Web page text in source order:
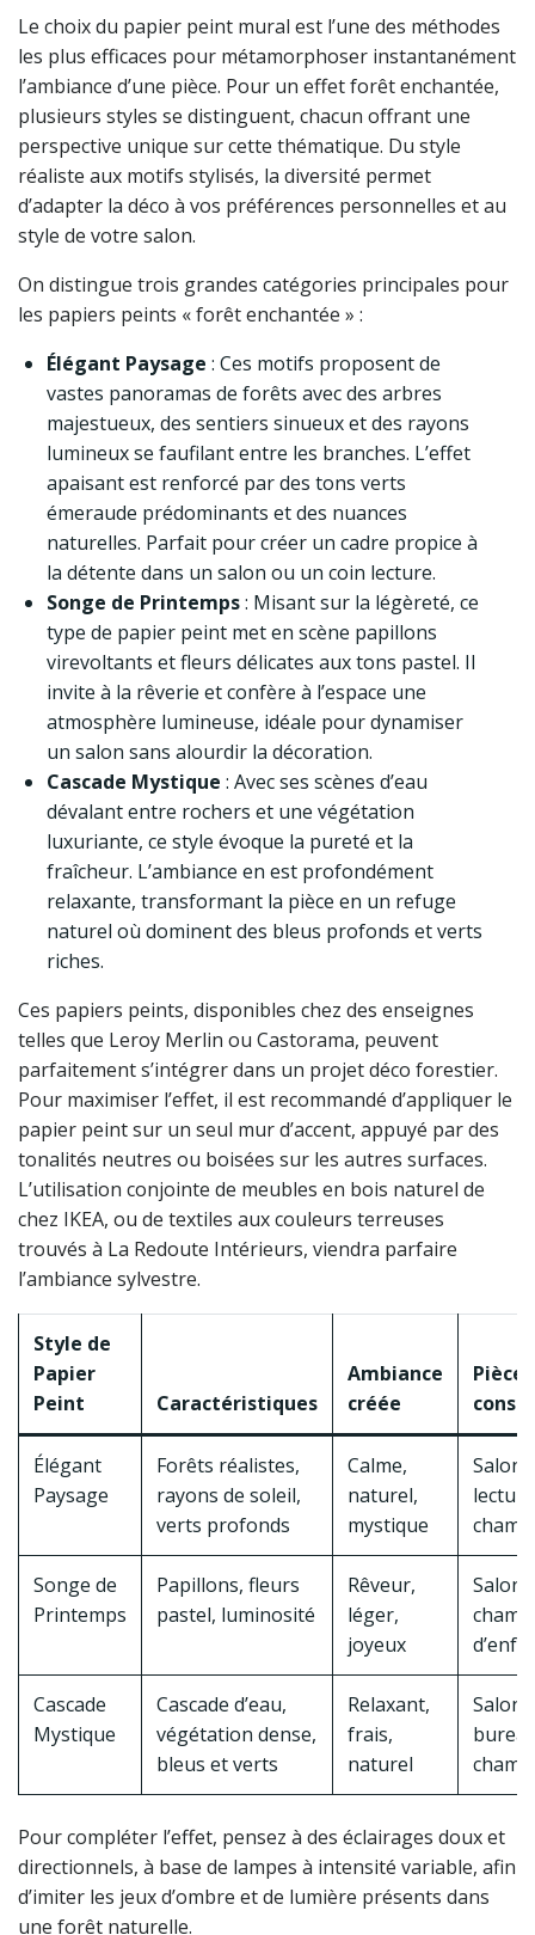
Le choix du papier peint mural est l’une des méthodes
les plus efficaces pour métamorphoser instantanément
l’ambiance d’une pièce. Pour un effet forêt enchantée,
plusieurs styles se distinguent, chacun offrant une
perspective unique sur cette thématique. Du style
réaliste aux motifs stylisés, la diversité permet
d’adapter la déco à vos préférences personnelles et au
style de votre salon.
On distingue trois grandes catégories principales pour
les papiers peints « forêt enchantée » :
Élégant Paysage : Ces motifs proposent de
vastes panoramas de forêts avec des arbres
majestueux, des sentiers sinueux et des rayons
lumineux se faufilant entre les branches. L’effet
apaisant est renforcé par des tons verts
émeraude prédominants et des nuances
naturelles. Parfait pour créer un cadre propice à
la détente dans un salon ou un coin lecture.
Songe de Printemps: Misant sur la légèreté, ce
type de papier peint met en scène papillons
virevoltants et fleurs délicates aux tons pastel. Il
invite à la rêverie et confère à l’espace une
atmosphère lumineuse, idéale pour dynamiser
un salon sans alourdir la décoration.
Cascade Mystique : Avec ses scènes d’eau
dévalant entre rochers et une végétation
luxuriante, ce style évoque la pureté et la
fraîcheur. L’ambiance en est profondément
relaxante, transformant la pièce en un refuge
naturel où dominent des bleus profonds et verts
riches.
Ces papiers peints, disponibles chez des enseignes
telles que Leroy Merlin ou Castorama, peuvent
parfaitement s’intégrer dans un projet déco forestier.
Pour maximiser l’effet, il est recommandé d’appliquer le
papier peint sur un seul mur d’accent, appuyé par des
tonalités neutres ou boisées sur les autres surfaces.
L’utilisation conjointe de meubles en bois naturel de
chez IKEA, ou de textiles aux couleurs terreuses
trouvés à La Redoute Intérieurs, viendra parfaire
l’ambiance sylvestre.
Style de
Papier
Peint
Caractéristiques
Ambiance
créée
Pièces
Élégant
Paysage
Forêts réalistes,
rayons de soleil,
verts profonds
Calme,
naturel,
mystique
Salon,
Songe de
Printemps
Papillons, fleurs
pastel, luminosité
Rêveur,
léger,
joyeux
Salon,
Cascade
Mystique
Cascade d’eau,
végétation dense,
bleus et verts
Relaxant,
frais,
naturel
Salon,
Pour compléter l’effet, pensez à des éclairages doux et
directionnels, à base de lampes à intensité variable, afin
d’imiter les jeux d’ombre et de lumière présents dans
une forêt naturelle.